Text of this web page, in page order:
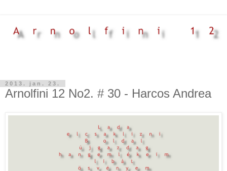
2013. jan. 23.
Arnolfini 12 No2. # 30 - Harcos Andrea